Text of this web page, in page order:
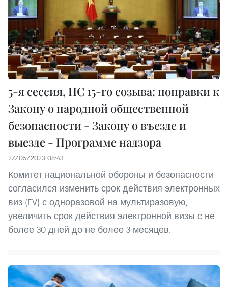
5-я сессия, НС 15-го созыва: поправки к
Закону о народной общественной
безопасности - Закону о въезде и
выезде - Программе надзора
27/05/2023 08:43
Комитет национальной обороны и безопасности
согласился изменить срок действия электронных
виз (EV) с одноразовой на мультиразовую,
увеличить срок действия электронной визы с не
более 30 дней до не более 3 месяцев.